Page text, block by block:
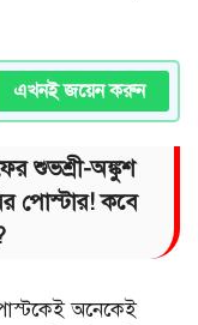
এখনই জয়েন করুন
শুভশ্রী-অঙ্কুশ
পোস্টার! কবে
অনেকেই